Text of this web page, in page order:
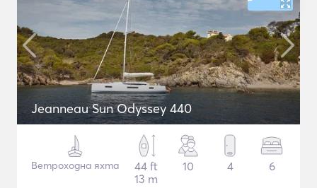
Jeanneau Sun Odyssey 440
Ветроходна яхта
44 ft
13 m
10 4 6